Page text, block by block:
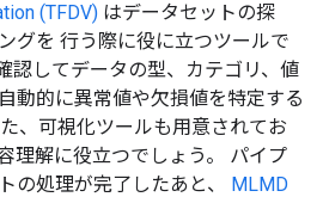
(TFDV) はデータセットの探
グを 行う際に役に立つツールで
認してデータの型、カテゴリ、値
動的に異常値や欠損値を特定する
、可視化ツールも用意されてお
理解に役立つでしょう。 パイプ
の処理が完了したあと、 MLMD